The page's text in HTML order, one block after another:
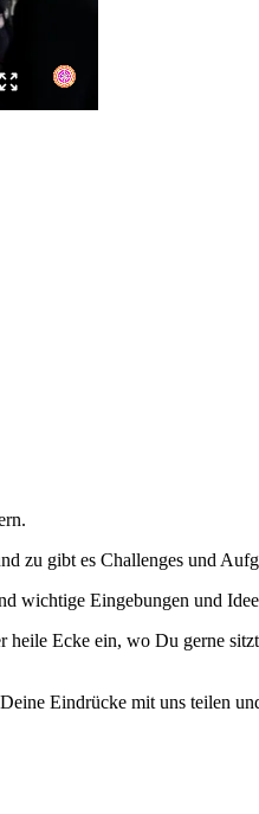
zu gibt es Challenges und
Eingebungen und
Ecke ein, wo Du gerne
Eindrücke mit uns teilen